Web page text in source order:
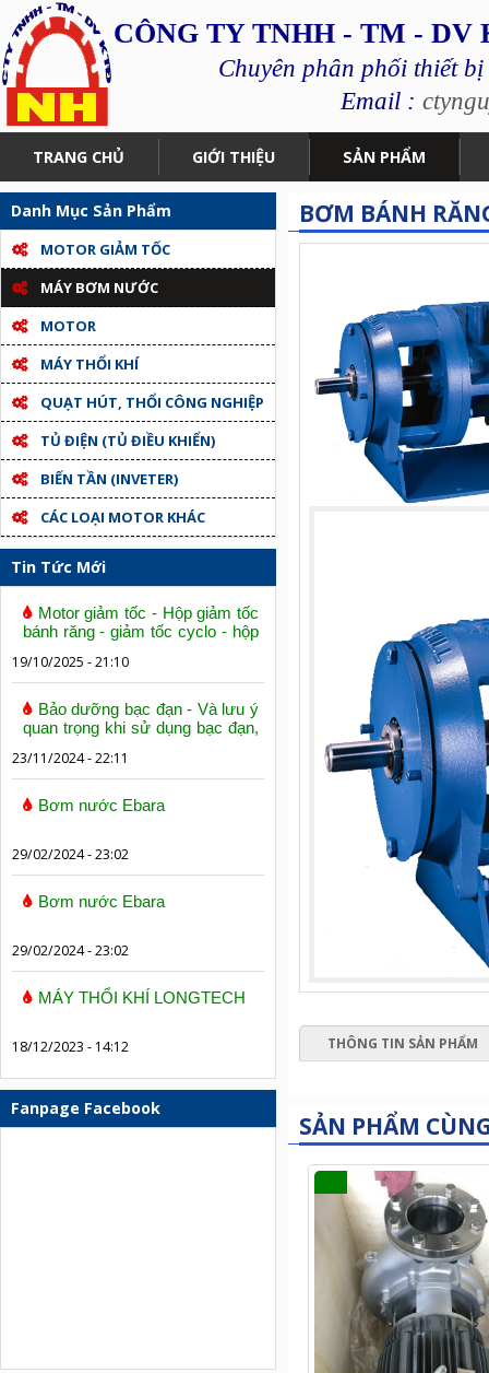
CÔNG TY TNHH - TM -
Chuyên phân phối thiết
Email :
TRANG CHỦ GIỚI THIỆU SẢN PHẨM
Danh Mục Sản Phẩm
MOTOR GIẢM TỐC
MÁY BƠM NƯỚC
MOTOR
MÁY THỔI KHÍ
QUẠT HÚT, THỔI CÔNG NGHIỆP
TỦ ĐIỆN (TỦ ĐIỀU KHIỂN)
BIẾN TẦN (INVETER)
CÁC LOẠI MOTOR KHÁC
Tin Tức Mới
Motor giảm tốc - Hộp giảm tốc
bánh răng - giảm tốc cyclo - hộp
19/10/2025 - 21:10
Bảo dưỡng bạc đạn - Và lưu ý
quan trọng khi sử dụng bạc đạn,
23/11/2024 - 22:11
Bơm nước Ebara
29/02/2024 - 23:02
Bơm nước Ebara
29/02/2024 - 23:02
MÁY THỔI KHÍ LONGTECH
18/12/2023 - 14:12
Fanpage Facebook
BƠM BÁNH
THÔNG TIN SẢN PHẨM
SẢN PHẨM